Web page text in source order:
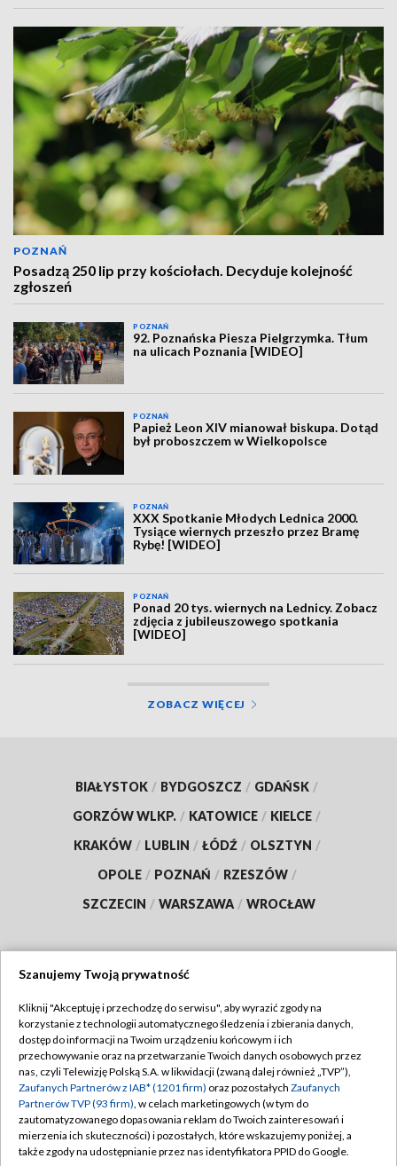
POZNAŃ
Posadzą 250 lip przy kościołach. Decyduje kolejność
zgłoszeń
POZNAŃ
92. Poznańska Piesza Pielgrzymka. Tłum
na ulicach Poznania [WIDEO]
POZNAŃ
Papież Leon XIV mianował biskupa. Dotąd
był proboszczem w Wielkopolsce
POZNAŃ
XXX Spotkanie Młodych Lednica 2000.
Tysiące wiernych przeszło przez Bramę
Rybę! [WIDEO]
POZNAŃ
Ponad 20 tys. wiernych na Lednicy. Zobacz
zdjęcia z jubileuszowego spotkania
[WIDEO]
ZOBACZ WIĘCEJ
BIAŁYSTOK / BYDGOSZCZ / GDAŃSK /
GORZÓW WLKP. / KATOWICE / KIELCE /
KRAKÓW / LUBLIN / ŁÓDŹ / OLSZTYN /
OPOLE / POZNAŃ / RZESZÓW /
SZCZECIN / WARSZAWA / WROCŁAW
TVP
Abonament TVP
Emisja w TVP
Centrum informacji TVP
Naziemna Telewizja Cyfrowa
Regulamin TVP
Polityka prywatności
Moje zgody
Pomoc
Szanujemy Twoją prywatność
Kliknij "Akceptuję i przechodzę do serwisu", aby wyrazić zgody na
korzystanie z technologii automatycznego śledzenia i zbierania danych,
dostęp do informacji na Twoim urządzeniu końcowym i ich
przechowywanie oraz na przetwarzanie Twoich danych osobowych przez
nas, czyli Telewizję Polską S.A. w likwidacji (zwaną dalej również „TVP”),
Zaufanych Partnerów z IAB* (1201 firm) oraz pozostałych Zaufanych
Partnerów TVP (93 firm), w celach marketingowych (w tym do
zautomatyzowanego dopasowania reklam do Twoich zainteresowań i
mierzenia ich skuteczności) i pozostałych, które wskazujemy poniżej, a
także zgody na udostępnianie przez nas identyfikatora PPID do Google.